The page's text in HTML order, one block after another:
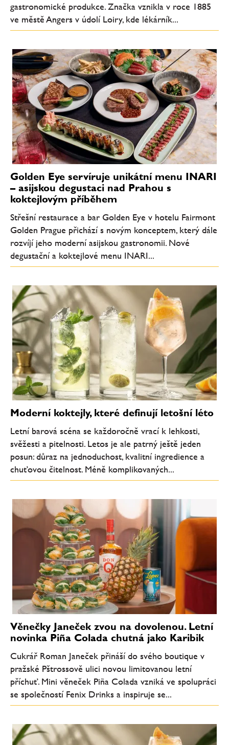
gastronomické produkce. Značka vznikla v roce 1885
ve městě Angers v údolí Loiry, kde lékárník...
Golden Eye servíruje unikátní menu INARI
– asijskou degustaci nad Prahou s
koktejlovým příběhem
Střešní restaurace a bar Golden Eye v hotelu Fairmont
Golden Prague přichází s novým konceptem, který dále
rozvíjí jeho moderní asijskou gastronomii. Nové
degustační a koktejlové menu INARI...
Moderní koktejly, které definují letošní léto
Letní barová scéna se každoročně vrací k lehkosti,
svěžesti a pitelnosti. Letos je ale patrný ještě jeden
posun: důraz na jednoduchost, kvalitní ingredience a
chuťovou čitelnost. Méně komplikovaných...
Věnečky Janeček zvou na dovolenou. Letní
novinka Piña Colada chutná jako Karibik
Cukrář Roman Janeček přináší do svého boutique v
pražské Pštrossově ulici novou limitovanou letní
příchuť. Mini věneček Piña Colada vzniká ve spolupráci
se společností Fenix Drinks a inspiruje se...